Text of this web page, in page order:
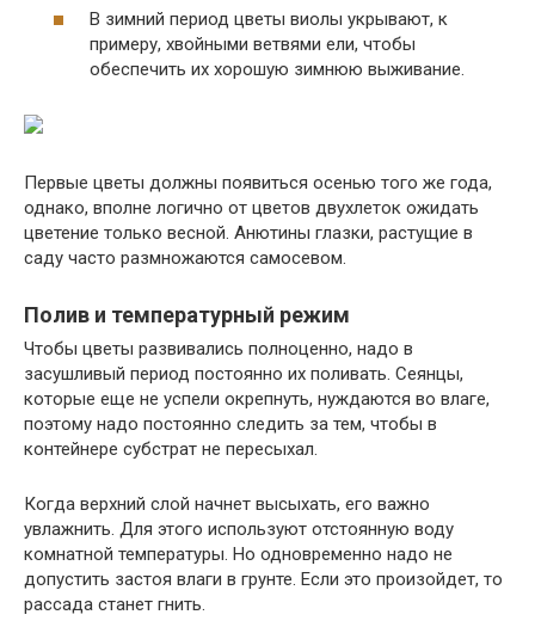
В зимний период цветы виолы укрывают, к
примеру, хвойными ветвями ели, чтобы
обеспечить их хорошую зимнюю выживание.
Первые цветы должны появиться осенью того же года,
однако, вполне логично от цветов двухлеток ожидать
цветение только весной. Анютины глазки, растущие в
саду часто размножаются самосевом.
Полив и температурный режим
Чтобы цветы развивались полноценно, надо в
засушливый период постоянно их поливать. Сеянцы,
которые еще не успели окрепнуть, нуждаются во влаге,
поэтому надо постоянно следить за тем, чтобы в
контейнере субстрат не пересыхал.
Когда верхний слой начнет высыхать, его важно
увлажнить. Для этого используют отстоянную воду
комнатной температуры. Но одновременно надо не
допустить застоя влаги в грунте. Если это произойдет, то
рассада станет гнить.